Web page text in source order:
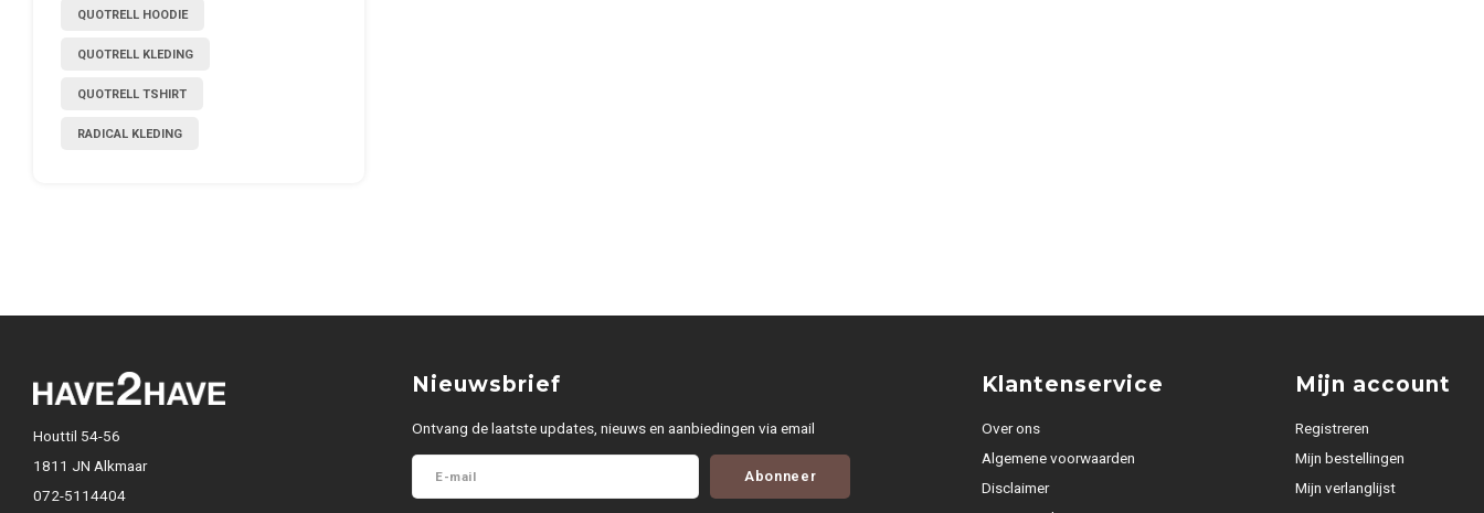
QUOTRELL HOODIE
QUOTRELL KLEDING
QUOTRELL TSHIRT
RADICAL KLEDING
Houttil 54-56
1811 JN Alkmaar
072-5114404
Nieuwsbrief
Ontvang de laatste updates, nieuws en aanbiedingen via email
Abonneer
Klantenservice
Over ons
Algemene voorwaarden
Disclaimer
Mijn account
Registreren
Mijn bestellingen
Mijn verlanglijst